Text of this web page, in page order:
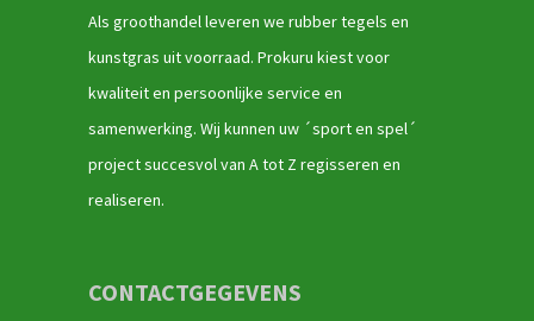
Als groothandel leveren we rubber tegels en
kunstgras uit voorraad. Prokuru kiest voor
kwaliteit en persoonlijke service en
samenwerking. Wij kunnen uw ´sport en spel´
project succesvol van A tot Z regisseren en
realiseren.
CONTACTGEGEVENS